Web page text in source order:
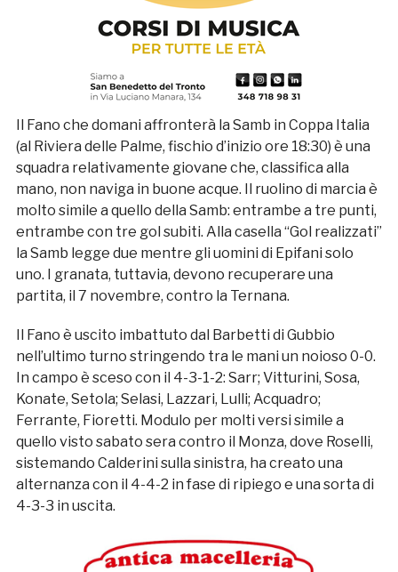
Il Fano che domani affronterà la Samb in Coppa Italia
(al Riviera delle Palme, fischio d’inizio ore 18:30) è una
squadra relativamente giovane che, classifica alla
mano, non naviga in buone acque. Il ruolino di marcia è
molto simile a quello della Samb: entrambe a tre punti,
entrambe con tre gol subiti. Alla casella “Gol realizzati”
la Samb legge due mentre gli uomini di Epifani solo
uno. I granata, tuttavia, devono recuperare una
partita, il 7 novembre, contro la Ternana.
Il Fano è uscito imbattuto dal Barbetti di Gubbio
nell’ultimo turno stringendo tra le mani un noioso 0-0.
In campo è sceso con il 4-3-1-2: Sarr; Vitturini, Sosa,
Konate, Setola; Selasi, Lazzari, Lulli; Acquadro;
Ferrante, Fioretti. Modulo per molti versi simile a
quello visto sabato sera contro il Monza, dove Roselli,
sistemando Calderini sulla sinistra, ha creato una
alternanza con il 4-4-2 in fase di ripiego e una sorta di
4-3-3 in uscita.